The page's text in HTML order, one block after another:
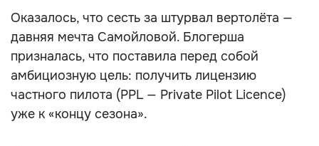
Оказалось, что сесть за штурвал вертолёта —
давняя мечта Самойловой. Блогерша
призналась, что поставила перед собой
амбициозную цель: получить лицензию
частного пилота (PPL — Private Pilot Licence)
уже к «концу сезона».